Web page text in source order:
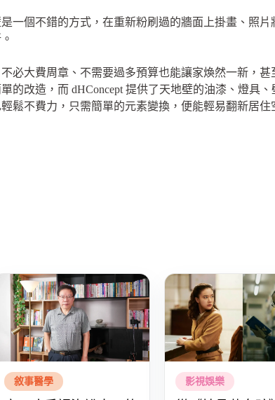
一個不錯的方式，在重新粉刷過的牆面上掛畫、照
必大費周章、不需要過多預算也能讓家煥然一新，
的改造，而 dHConcept 提供了天地壁的油漆、燈具
鬆不費力，只需簡單的元素變換，便能輕易翻新居
敘事醫學 影視娛樂